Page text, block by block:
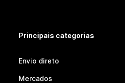
Principais categorias
Envio direto
Mercados